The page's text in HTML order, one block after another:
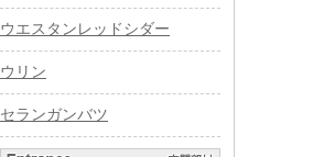
ウエスタンレッドシダー
ウリン
セランガンバツ